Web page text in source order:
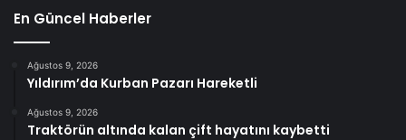
En Güncel Haberler
Ağustos 9, 2026
Yıldırım’da Kurban Pazarı Hareketli
Ağustos 9, 2026
Traktörün altında kalan çift hayatını kaybetti